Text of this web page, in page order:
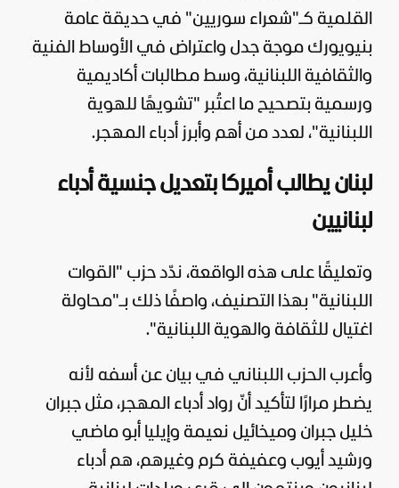
القلمية كـ"شعراء سوريين" في حديقة عامة
بنيويورك موجة جدل واعتراض في الأوساط الفنية
والثقافية اللبنانية، وسط مطالبات أكاديمية
ورسمية بتصحيح ما اعتُبر "تشويهًا للهوية
اللبنانية"، لعدد من أهم وأبرز أدباء المهجر.
لبنان يطالب أميركا بتعديل جنسية أدباء
لبنانيين
وتعليقًا على هذه الواقعة، ندّد حزب "القوات
اللبنانية" بهذا التصنيف، واصفًا ذلك بـ"محاولة
اغتيال للثقافة والهوية اللبنانية".
وأعرب الحزب اللبناني في بيان عن أسفه لأنه
يضطر مرارًا لتأكيد أنّ رواد أدباء المهجر، مثل جبران
خليل جبران وميخائيل نعيمة وإيليا أبو ماضي
ورشيد أيوب وعفيفة كرم وغيرهم، هم أدباء